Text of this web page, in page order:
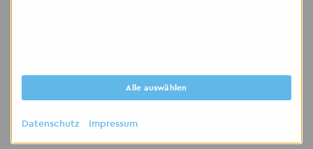
ärztliche Bescheinigungen, die Sie nicht per E-Mail oder
WhatsApp versenden möchten, per Post zuschicken
Alle auswählen
Datenschutz Impressum